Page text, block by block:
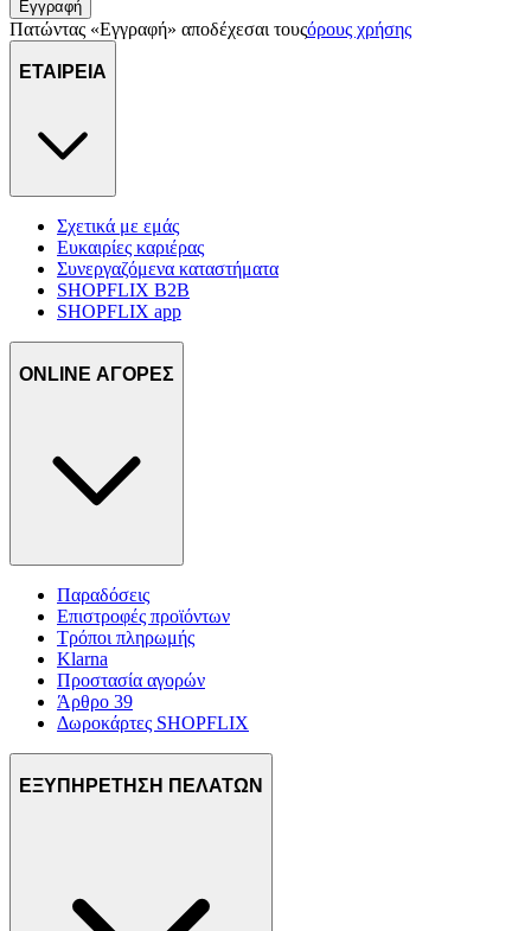
Εγγραφή
Πατώντας «Εγγραφή» αποδέχεσαι τουςόρους χρήσης
ΕΤΑΙΡΕΙΑ
Σχετικά με εμάς
Ευκαιρίες καριέρας
Συνεργαζόμενα καταστήματα
SHOPFLIX B2B
SHOPFLIX app
ONLINE ΑΓΟΡΕΣ
Παραδόσεις
Επιστροφές προϊόντων
Τρόποι πληρωμής
Klarna
Προστασία αγορών
Άρθρο 39
Δωροκάρτες SHOPFLIX
ΕΞΥΠΗΡΕΤΗΣΗ ΠΕΛΑΤΩΝ